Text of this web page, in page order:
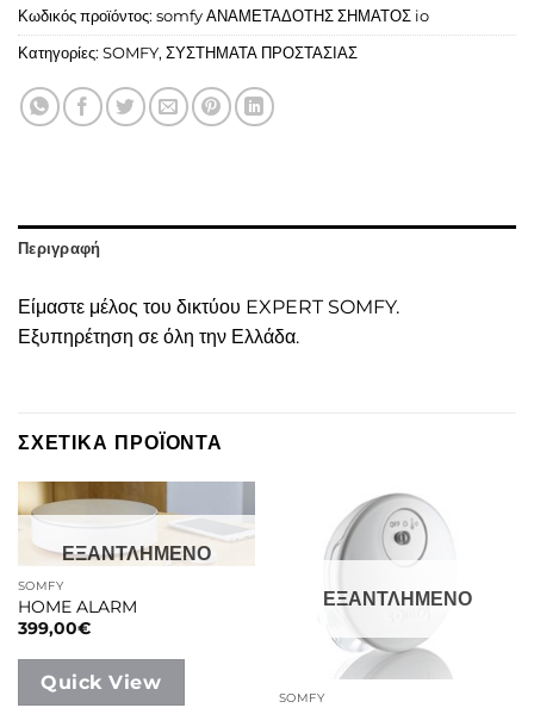
Κωδικός προϊόντος: somfy ΑΝΑΜΕΤΑΔΟΤΗΣ ΣΗΜΑΤΟΣ io
Κατηγορίες: SOMFY, ΣΥΣΤΗΜΑΤΑ ΠΡΟΣΤΑΣΙΑΣ
Περιγραφή
Είμαστε μέλος του δικτύου EXPERT SOMFY.
Εξυπηρέτηση σε όλη την Ελλάδα.
ΣΧΕΤΙΚΑ ΠΡΟΪΟΝΤΑ
ΕΞΑΝΤΛΗΜΕΝΟ
SOMFY
HOME ALARM
399,00€
Quick View
ΕΞΑΝΤΛΗΜΕΝΟ
SOMFY